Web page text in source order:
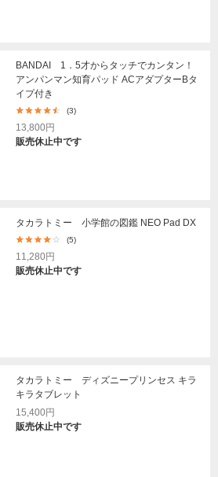
BANDAI 1．5才からタッチでカンタン！
アンパンマン知育パッド ACアダプターBタ
イプ付き
(3)
13,800円
販売休止中です
タカラトミー 小学館の図鑑 NEO Pad DX
(5)
11,280円
販売休止中です
タカラトミー ディズニープリンセス キラ
キラタブレット
15,400円
販売休止中です